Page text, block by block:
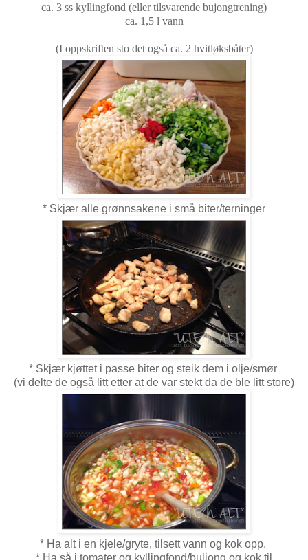
ca. 3 ss kyllingfond (eller tilsvarende bujongtrening)
ca. 1,5 l vann
(I oppskriften sto det også ca. 2 hvitløksbåter)
* Skjær alle grønnsakene i små biter/terninger
* Skjær kjøttet i passe biter og steik dem i olje/smør
(vi delte de også litt etter at de var stekt da de ble litt store)
* Ha alt i en kjele/gryte, tilsett vann og kok opp.
* Ha så i tomater og kyllingfond/buljong og kok til